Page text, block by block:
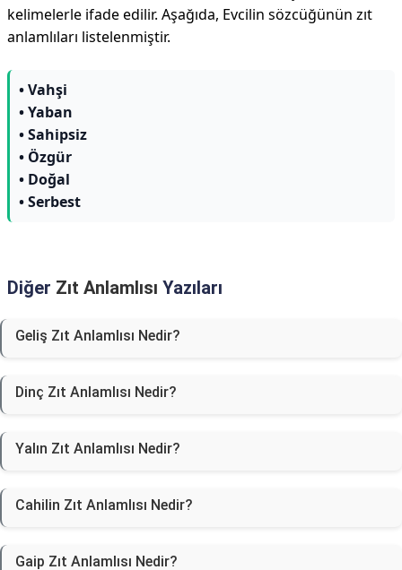
kelimelerle ifade edilir. Aşağıda, Evcilin sözcüğünün zıt
anlamlıları listelenmiştir.
• Vahşi
• Yaban
• Sahipsiz
• Özgür
• Doğal
• Serbest
Diğer Zıt Anlamlısı Yazıları
Geliş Zıt Anlamlısı Nedir?
Dinç Zıt Anlamlısı Nedir?
Yalın Zıt Anlamlısı Nedir?
Cahilin Zıt Anlamlısı Nedir?
Gaip Zıt Anlamlısı Nedir?